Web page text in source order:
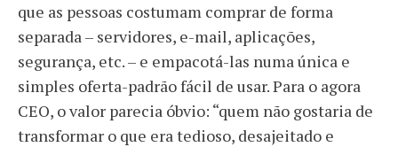
que as pessoas costumam comprar de forma
separada – servidores, e-mail, aplicações,
segurança, etc. – e empacotá-las numa única e
simples oferta-padrão fácil de usar. Para o agora
CEO, o valor parecia óbvio: “quem não gostaria de
transformar o que era tedioso, desajeitado e